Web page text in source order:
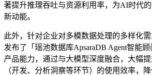
著提升推理吞吐与资源利用率，为AI时代
新动能。
此外，针对企业对多模数据处理的多样化
发布了「瑶池数据库ApsaraDB Agent智能
产品能力，通过与大模型深度融合，大幅
（开发、分析洞察等环节）的使用效率，